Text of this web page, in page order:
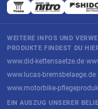
WEITERE INFOS UND
PRODUKTE FINDEST DU
www.did-kettensaetze.de·
www.lucas-bremsbelaege.de·
www.motorbike-
EIN AUSZUG UNSERER